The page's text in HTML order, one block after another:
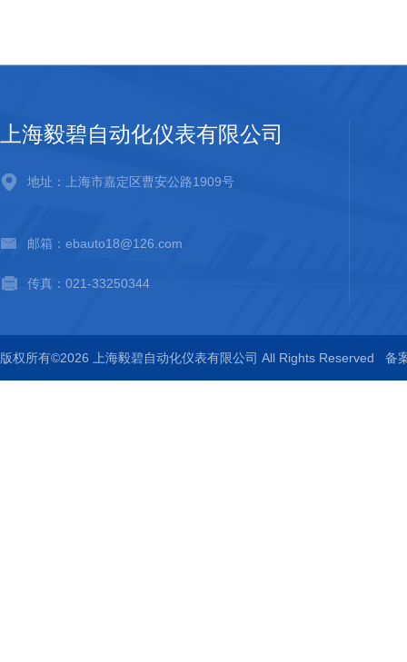
上海毅碧自动化仪表有限公司
地址：上海市嘉定区曹安公路1909号
邮箱：ebauto18@126.com
传真：021-33250344
版权所有©2026 上海毅碧自动化仪表有限公司 All Rights Reserved 备